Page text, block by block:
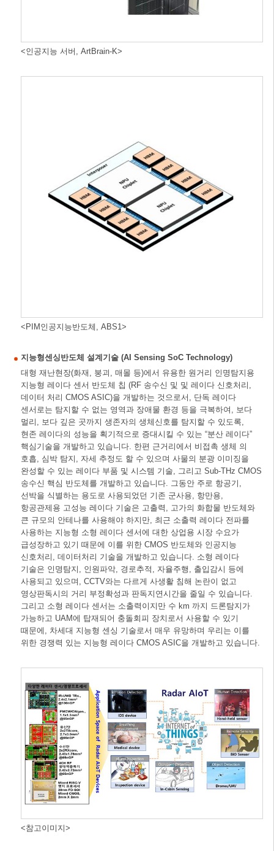
<인공지능 서버, ArtBrain-K>
<PIM인공지능반도체, ABS1>
지능형센싱반도체 설계기술 (AI Sensing SoC Technology)
대형 재난현장(화재, 붕괴, 매몰 등)에서 유용한 원거리 인명탐지용
지능형 레이다 센서 반도체 칩 (RF 송수신 및 및 레이다 신호처리,
데이터 처리 CMOS ASIC)을 개발하는 것으로서, 단독 레이다
센서로는 탐지할 수 없는 영역과 장애물 환경 등을 극복하여, 보다
멀리, 보다 깊은 곳까지 생존자의 생체신호를 탐지할 수 있도록,
현존 레이다의 성능을 획기적으로 증대시킬 수 있는 “분산 레이다”
핵심기술을 개발하고 있습니다. 한편 근거리에서 비접촉 생체 의
호흡, 심박 탐지, 자세 추정도 할 수 있으며 사물의 분광 이미징을
완성할 수 있는 레이다 부품 및 시스템 기술, 그리고 Sub-THz CMOS
송수신 핵심 반도체를 개발하고 있습니다. 그동안 주로 항공기,
선박을 식별하는 용도로 사용되었던 기존 군사용, 항만용,
항공관제용 고성능 레이다 기술은 고출력, 고가의 화합물 반도체와
큰 규모의 안테나를 사용해야 하지만, 최근 소출력 레이다 전파를
사용하는 지능형 소형 레이다 센서에 대한 상업용 시장 수요가
급성장하고 있기 때문에 이를 위한 CMOS 반도체와 인공지능
신호처리, 데이터처리 기술을 개발하고 있습니다. 소형 레이다
기술은 인명탐지, 인원파악, 경로추적, 자율주행, 출입감시 등에
사용되고 있으며, CCTV와는 다르게 사생활 침해 논란이 없고
영상판독시의 거리 부정확성과 판독지연시간을 줄일 수 있습니다.
그리고 소형 레이다 센서는 소출력이지만 수 km 까지 드론탐지가
가능하고 UAM에 탑재되어 충돌회피 장치로서 사용할 수 있기
때문에, 차세대 지능형 센싱 기술로서 매우 유망하며 우리는 이를
위한 경쟁력 있는 지능형 레이다 CMOS ASIC을 개발하고 있습니다.
<참고이미지>